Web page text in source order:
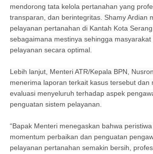
mendorong tata kelola pertanahan yang
transparan, dan berintegritas. Shamy Ardian
pelayanan pertanahan di Kantah Kota
sebagaimana mestinya sehingga
pelayanan secara optimal.
Lebih lanjut, Menteri ATR/Kepala BPN,
menerima laporan terkait kasus tersebut dan
evaluasi menyeluruh terhadap aspek
penguatan sistem pelayanan.
“Bapak Menteri menegaskan bahwa
momentum perbaikan dan penguatan
pelayanan pertanahan semakin bersih,